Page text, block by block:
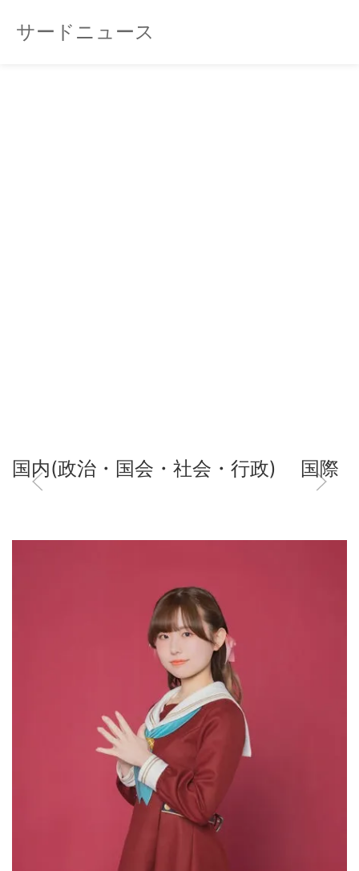
サードニュース
国内(政治・国会・社会・行政) 国際